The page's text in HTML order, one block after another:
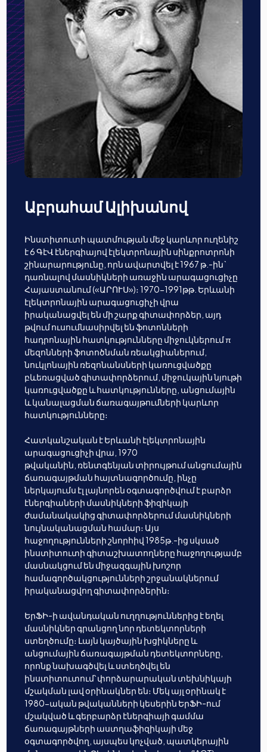
Աբրահամ Ալիխանով
Ինստիտուտի պատմության մեջ կարևոր ուղենիշ
է 6 ԳէՎ էներգիայով էլեկտրոնային սինքրոտրոնի
շինարարությունը, որն ավարտվել է 1967 թ.-ին`
դառնալով մասնիկների առաջին արագացուցիչը
Հայաստանում («ԱՐՈՒՍ»)։ 1970-1991թթ. Երևանի
էլեկտրոնային արագացուցիչի վրա
իրականացվել են մի շարք գիտափորձեր, այդ
թվում ուսումնասիրվել են ֆոտոնների
հադրոնային հատկությունները միջուկներում π
մեզոնների ֆոտոծնման ռեակցիաներում,
նուկլոնային ռեզոնանսների կառուցվածքը
բևեռացված գիտափորձերում, միջուկային նյութի
կառուցվածքը և հատկությունները, անցումային
և կանալացման ճառագայթումների կարևոր
հատկությունները։
Հատկանշական է Երևանի էլեկտրոնային
արագացուցիչի վրա, 1970
թվականին, ռենտգենյան տիրույթում անցումային
ճառագայթման հայտնագործումը, ինչը
ներկայումս էլ լայնորեն օգտագործվում է բարձր
էներգիաների մասնիկների ֆիզիկայի
ժամանակակից գիտափորձերում մասնիկների
նույնականացման համար։ Այս
հաջողությունների շնորհիվ 1985թ.-ից սկսած
ինստիտուտի գիտաշխատողները հաջողությամբ
մասնակցում են միջազգային խոշոր
համագործակցությունների շրջանակներում
իրականացվող գիտափորձերին։
ԵրՖԻ-ի ավանդական ուղղություններից է եղել
մասնիկներ գրանցող նոր դետեկտորների
ստեղծումը։ Լայն կայծային խցիկները և
անցումային ճառագայթման դետեկտորները,
որոնք նախագծվել և ստեղծվել են
ինստիտուտում՝ փորձարարական տեխնիկայի
մշակման լավ օրինակներ են։ Մեկ այլ օրինակ է
1980-ական թվականների կեսերին ԵրՖԻ-ում
մշակված և գերբարձր էներգիայի գամմա
ճառագայթների աստղաֆիզիկայի մեջ
օգտագործվող, այսպես կոչված, պատկերային